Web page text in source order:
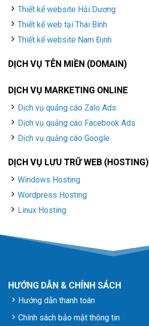
Thiết kế website Hải Dương
Thiết kế web tại Thái Bình
Thiết kế website Nam Định
DỊCH VỤ TÊN MIỀN (DOMAIN)
DỊCH VỤ MARKETING ONLINE
Dịch vụ quảng cáo Zalo Ads
Dịch vụ quảng cáo Facebook Ads
Dịch vụ quảng cáo Google
DỊCH VỤ LƯU TRỮ WEB (HOSTING)
Windows Hosting
Wordpress Hosting
Linux Hosting
HƯỚNG DẪN & CHÍNH SÁCH
Hướng dẫn thanh toán
Chính sách bảo mật thông tin